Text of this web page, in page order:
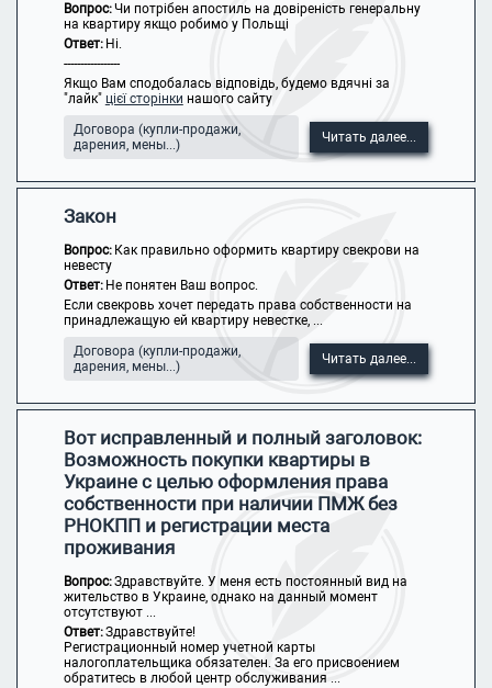
Вопрос:Чи потрібен апостиль на довіреність генеральну
на квартиру якщо робимо у Польщі
Ответ: Ні.
-----------------
Якщо Вам сподобалась відповідь, будемо вдячні за
"лайк" цієї сторінки нашого сайту
Договора (купли-продажи,
дарения, мены...)
Читать далее...
Закон
Вопрос: Как правильно оформить квартиру свекрови на
невесту
Ответ: Не понятен Ваш вопрос.
Если свекровь хочет передать права собственности на
принадлежащую ей квартиру невестке, ...
Договора (купли-продажи,
дарения, мены...)
Читать далее...
Вот исправленный и полный заголовок:
Возможность покупки квартиры в
Украине с целью оформления права
собственности при наличии ПМЖ без
РНОКПП и регистрации места
проживания
Вопрос:Здравствуйте. У меня есть постоянный вид на
жительство в Украине, однако на данный момент
отсутствуют ...
Ответ:Здравствуйте!
Регистрационный номер учетной карты
налогоплательщика обязателен. За его присвоением
обратитесь в любой центр обслуживания ...